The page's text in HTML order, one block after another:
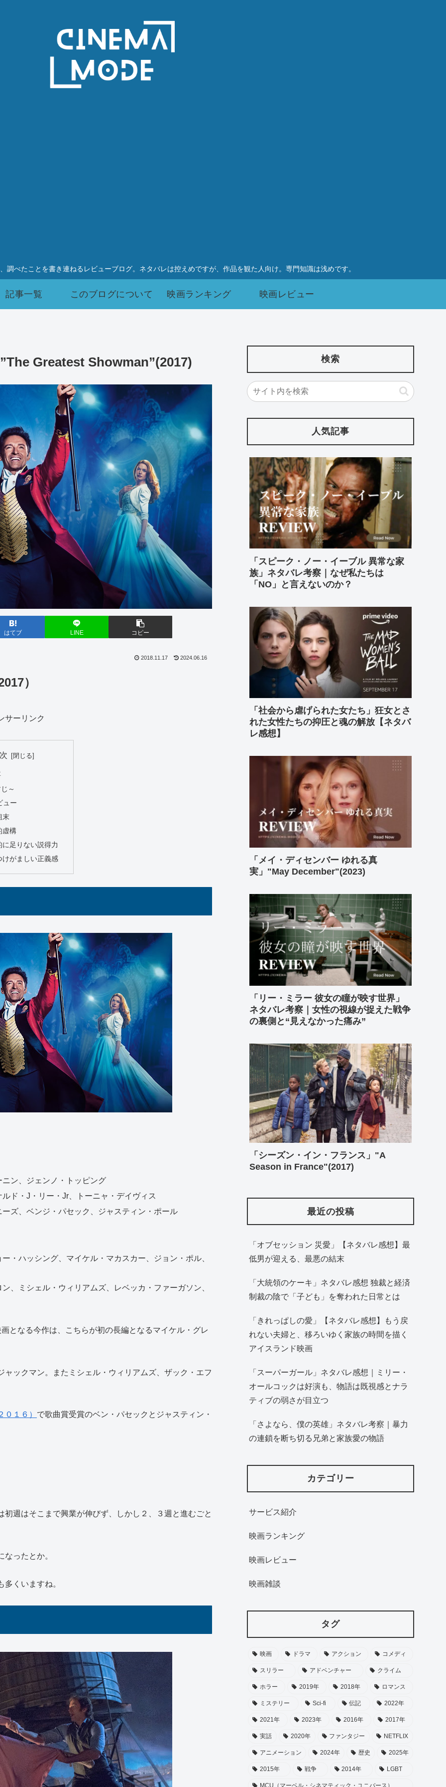
調べたことを書き連ねるレビューブログ。ネタバレは控えめですが、作品を観た人向け。専門知識は浅めです。
記事一覧 このブログについて 映画ランキング 映画レビュー
Greatest Showman”(2017)
はてブ LINE コピー
2018.11.17 2024.06.16
）
サーリンク
～
ュー
末
虚構
に足りない説得力
けがましい正義感
ン、ジェンノ・トッピング
ド・J・リー・Jr、トーニャ・デイヴィス
ズ、ベンジ・パセック、ジャスティン・ポール
・ハッシング、マイケル・マカスカー、ジョン・ポル、
、ミシェル・ウィリアムズ、レベッカ・ファーガソン、
となる今作は、こちらが初の長編となるマイケル・グレ
ャックマン。またミシェル・ウィリアムズ、ザック・エフ
１６） で歌曲賞受賞のベン・パセックとジャスティン・
週はそこまで興業が伸びず、しかし２、３週と進むごと
ったとか。
くいますね。
検索
人気記事
「スピーク・ノー・イーブル 異常な家
族」ネタバレ考察｜なぜ私たちは
「NO」と言えないのか？
「社会から虐げられた女たち」狂女とさ
れた女性たちの抑圧と魂の解放【ネタバ
レ感想】
「メイ・ディセンバー ゆれる真
実」"May December"(2023)
「リー・ミラー 彼女の瞳が映す世界」
ネタバレ考察｜女性の視線が捉えた戦争
の裏側と“見えなかった痛み”
「シーズン・イン・フランス」"A
Season in France"(2017)
最近の投稿
「オブセッション 災愛」【ネタバレ感想】最
低男が迎える、最悪の結末
「大統領のケーキ」ネタバレ感想 独裁と経済
制裁の陰で「子ども」を奪われた日常とは
「きれっぱしの愛」【ネタバレ感想】もう戻
れない夫婦と、移ろいゆく家族の時間を描く
アイスランド映画
「スーパーガール」ネタバレ感想｜ミリー・
オールコックは好演も、物語は既視感とナラ
ティブの弱さが目立つ
「さよなら、僕の英雄」ネタバレ考察｜暴力
の連鎖を断ち切る兄弟と家族愛の物語
カテゴリー
サービス紹介
映画ランキング
映画レビュー
映画雑談
タグ
映画 ドラマ アクション コメディ
スリラー アドベンチャー クライム
ホラー 2019年 2018年 ロマンス
ミステリー Sci-fi 伝記 2022年
2021年 2023年 2016年 2017年
実話 2020年 ファンタジー NETFLIX
アニメーション 2024年 歴史 2025年
2015年 戦争 2014年 LGBT
MCU（マーベル・シネマティック・ユニバース）